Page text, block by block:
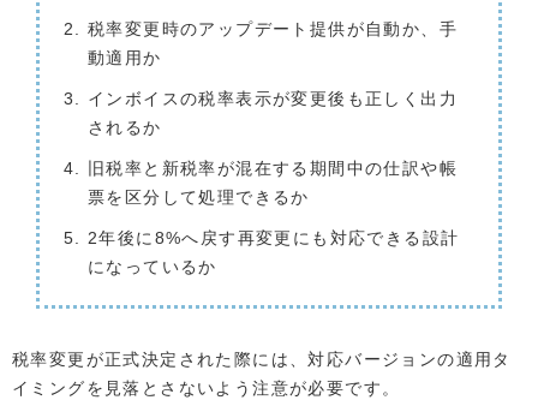
税率変更時のアップデート提供が自動か、手
動適用か
インボイスの税率表示が変更後も正しく出力
されるか
旧税率と新税率が混在する期間中の仕訳や帳
票を区分して処理できるか
2年後に8%へ戻す再変更にも対応できる設計
になっているか
税率変更が正式決定された際には、対応バージョンの適用タ
イミングを見落とさないよう注意が必要です。